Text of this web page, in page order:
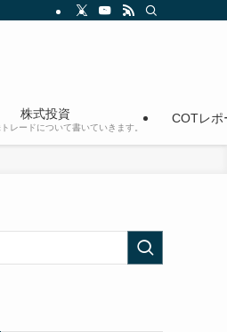
株式投資
レードについて書いていきます。
COTレポ